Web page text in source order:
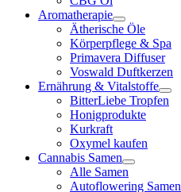
Aromatherapie
Ätherische Öle
Körperpflege & Spa
Primavera Diffuser
Voswald Duftkerzen
Ernährung & Vitalstoffe
BitterLiebe Tropfen
Honigprodukte
Kurkraft
Oxymel kaufen
Cannabis Samen
Alle Samen
Autoflowering Samen